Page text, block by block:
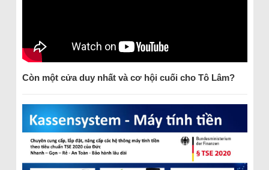
Còn một cửa duy nhất và cơ hội cuối cho Tô Lâm?